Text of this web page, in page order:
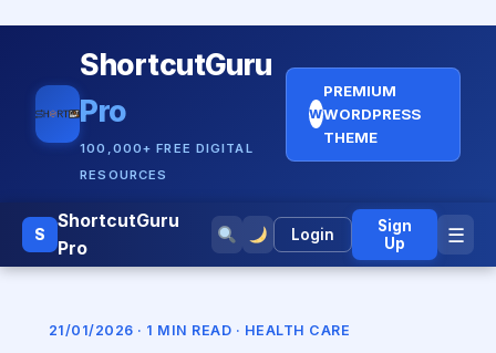
ShortcutGuru
Pro
100,000+ FREE DIGITAL
RESOURCES
W
PREMIUM
WORDPRESS
THEME
S
ShortcutGuru
Pro
Login
Sign
Up
☰
21/01/2026 · 1 MIN READ · HEALTH CARE